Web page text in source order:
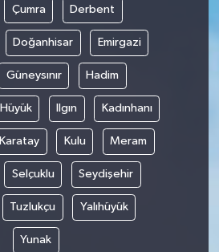
Çumra Derbent
Doğanhisar Emirgazi
Güneysınır Hadim
Hüyük Ilgın Kadınhanı
Karatay Kulu Meram
Selçuklu Seydişehir
Tuzlukçu Yalıhüyük
Yunak